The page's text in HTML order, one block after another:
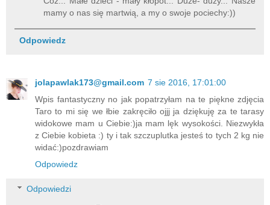
mamy o nas się martwią, a my o swoje pociechy:))
Odpowiedz
jolapawlak173@gmail.com 7 sie 2016, 17:01:00
Wpis fantastyczny no jak popatrzyłam na te piękne zdjęcia
Taro to mi się we łbie zakręciło ojjj ja dziękuję za te tarasy
widokowe mam u Ciebie:)ja mam lęk wysokości. Niezwykła
z Ciebie kobieta :) ty i tak szczuplutka jesteś to tych 2 kg nie
widać:)pozdrawiam
Odpowiedz
Odpowiedzi